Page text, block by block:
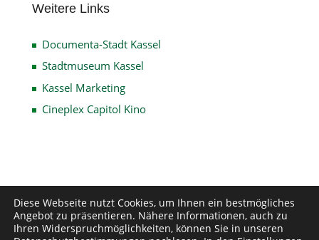
Weitere Links
Documenta-Stadt Kassel
Stadtmuseum Kassel
Kassel Marketing
Cineplex Capitol Kino
Impressum Datenschutz
Disclaimer
Kontakt
Diese Webseite nutzt Cookies, um Ihnen ein bestmögliches
Angebot zu präsentieren. Nähere Informationen, auch zu
Ihren Widerspruchmöglichkeiten, können Sie in unseren